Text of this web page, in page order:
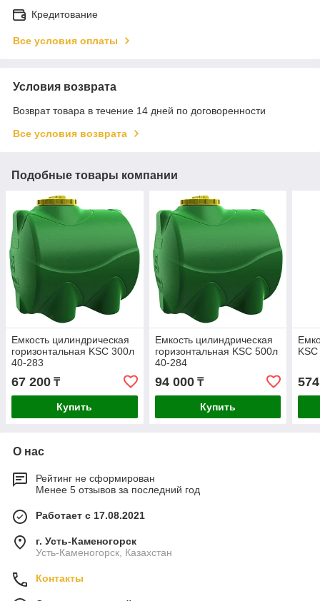
Кредитование
Все условия оплаты
Условия возврата
Возврат товара в течение 14 дней по договоренности
Все условия возврата
Подобные товары компании
Емкость цилиндрическая
горизонтальная KSC 300л
40-283
67 200 ₸
Купить
Емкость цилиндрическая
горизонтальная KSC 500л
40-284
94 000₸
Купить
О нас
Рейтинг не сформирован
Менее 5 отзывов за последний год
Работает с 17.08.2021
г. Усть-Каменогорск
Усть-Каменогорск, Казахстан
Контакты